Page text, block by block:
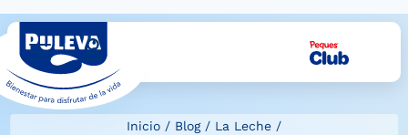
Inicio / Blog/ La Leche /